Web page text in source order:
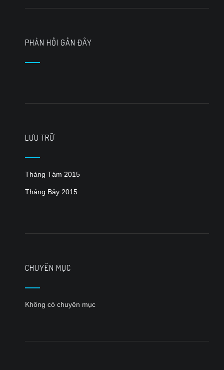
PHẢN HỒI GẦN ĐÂY
LƯU TRỮ
Tháng Tám 2015
Tháng Bảy 2015
CHUYÊN MỤC
Không có chuyên mục